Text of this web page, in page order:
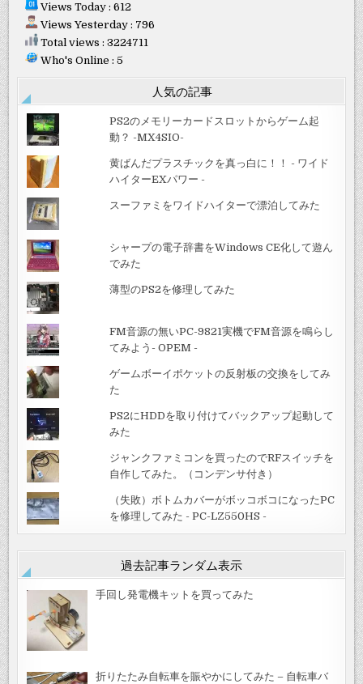
Views Today : 612
Views Yesterday : 796
Total views : 3224711
Who's Online : 5
人気の記事
PS2のメモリーカードスロットからゲーム起
動？ -MX4SIO-
黄ばんだプラスチックを真っ白に！！ - ワイド
ハイターEXパワー -
スーファミをワイドハイターで漂泊してみた
シャープの電子辞書をWindows CE化して遊ん
でみた
薄型のPS2を修理してみた
FM音源の無いPC-9821実機でFM音源を鳴らし
てみよう- OPEM -
ゲームボーイポケットの反射板の交換をしてみ
た
PS2にHDDを取り付けてバックアップ起動して
みた
ジャンクファミコンを買ったのでRFスイッチを
自作してみた。（コンデンサ付き）
（失敗）ボトムカバーがボッコボコになったPC
を修理してみた - PC-LZ550HS -
過去記事ランダム表示
手回し発電機キットを買ってみた
折りたたみ自転車を賑やかにしてみた – 自転車バ